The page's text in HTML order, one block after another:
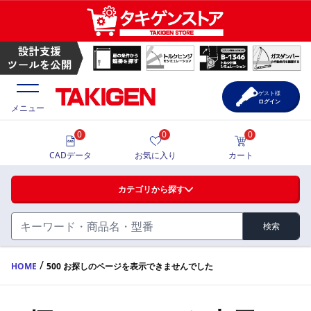
ハンドル・取手・つまみ・周辺機器
FA・A
蝶番・ステー・周辺機器
価格一覧
製品カタログ
メニュー
カテゴリから探す
検索
0
CADデータ
0
お気に入り
0
カート
ゲスト様
ログイン
HOME / 500 お探しのページを表示できませんでした